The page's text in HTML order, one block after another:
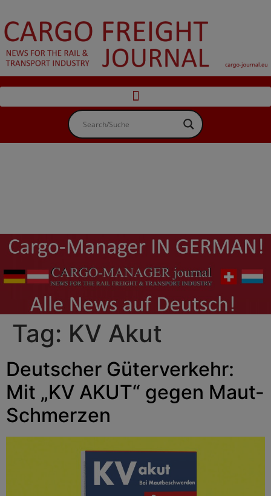
Tag: KV Akut
Deutscher Güterverkehr:
Mit „KV AKUT“ gegen Maut-
Schmerzen